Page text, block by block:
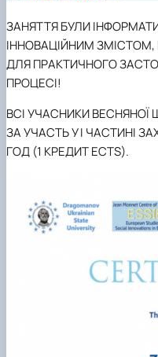
ЗАНЯТТЯ БУЛИ
ІННОВАЦІЙНИМ
ДЛЯ ПРАКТИЧНОГО
ПРОЦЕСІ!
ВСІ УЧАСНИКИ
ЗА УЧАСТЬ У І ЧАСТИНІ
ГОД (1 КРЕДИТ ECTS).